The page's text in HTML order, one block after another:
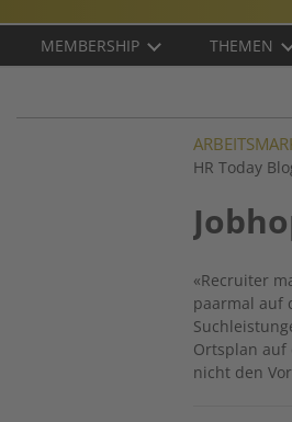
Main
DE
MEMBERSHIP THEMEN
HR Today
«Recruiter
paarmal auf
Ortsplan auf
nicht den